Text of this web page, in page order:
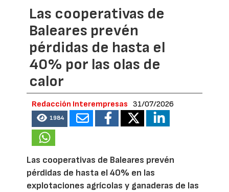
Las cooperativas de
Baleares prevén
pérdidas de hasta el
40% por las olas de
calor
Redacción Interempresas 31/07/2026
1984
Las cooperativas de Baleares prevén
pérdidas de hasta el 40% en las
explotaciones agrícolas y ganaderas de las